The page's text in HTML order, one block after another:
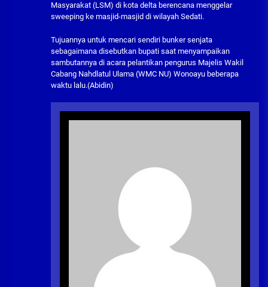
Masyarakat (LSM) di kota delta berencana menggelar
sweeping ke masjid-masjid di wilayah Sedati.
Tujuannya untuk mencari sendiri bunker senjata
sebagaimana disebutkan bupati saat menyampaikan
sambutannya di acara pelantikan pengurus Majelis Wakil
Cabang Nahdlatul Ulama (WMC NU) Wonoayu beberapa
waktu lalu.(Abidin)